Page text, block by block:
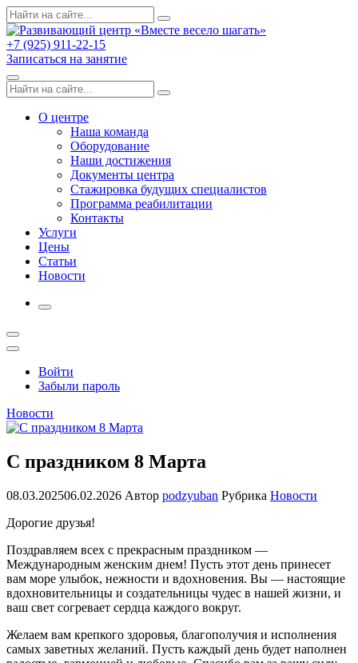
Skip
to
content
Поиск
по:
Search
+7 (925) 911-22-15
Записаться на занятие
Menu
Поиск
по:
Search
О центре
Наша команда
Оборудование
Наши достижения
Документы центра
Стажировка будущих специалистов
Программа реабилитации
Контакты
Услуги
Цены
Статьи
Новости
More
Открыть
поиск
Профиль
Войти
Забыли пароль
Новости
С праздником 8 Марта
08.03.202506.02.2026 Автор podzyuban Рубрика Новости
Дорогие друзья!
Поздравляем всех с прекрасным праздником —
Международным женским днем! Пусть этот день принесет
вам море улыбок, нежности и вдохновения. Вы — настоящие
вдохновительницы и создательницы чудес в нашей жизни, и
ваш свет согревает сердца каждого вокруг.
Желаем вам крепкого здоровья, благополучия и исполнения
самых заветных желаний. Пусть каждый день будет наполнен